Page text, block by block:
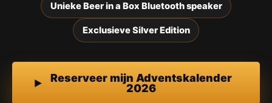
Unieke Beer in a Box Bluetooth speaker
Exclusieve Silver Edition
Reserveer mijn Adventskalender
2026